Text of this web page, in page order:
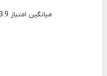
میانگین امتیاز